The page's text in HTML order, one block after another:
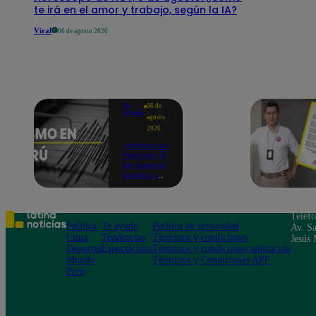
te irá en el amor y trabajo, según la IA?
Viral 06 de agosto 2026
Te
ayudo
06 de
agosto
2026
Temblor en
Perú hoy, 6
de agosto:
horario y
según IGP
Política
Lima
Deportes
Mundo
Perú
Te ayudo
Tendencias
Espectáculos
Política de privacidad
Términos y condiciones
Términos y condiciones aplicación
Términos y Condiciones APP
Av.
Jesús